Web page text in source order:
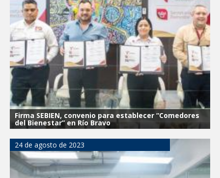
Firma SEBIEN, convenio para establecer “Comedores
del Bienestar” en Río Bravo
24 de agosto de 2023